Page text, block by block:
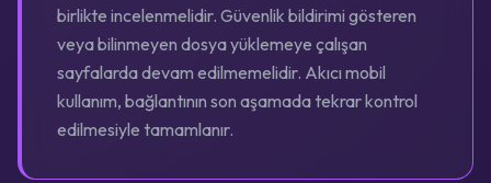
birlikte incelenmelidir. Güvenlik bildirimi gösteren
veya bilinmeyen dosya yüklemeye çalışan
sayfalarda devam edilmemelidir. Akıcı mobil
kullanım, bağlantının son aşamada tekrar kontrol
edilmesiyle tamamlanır.